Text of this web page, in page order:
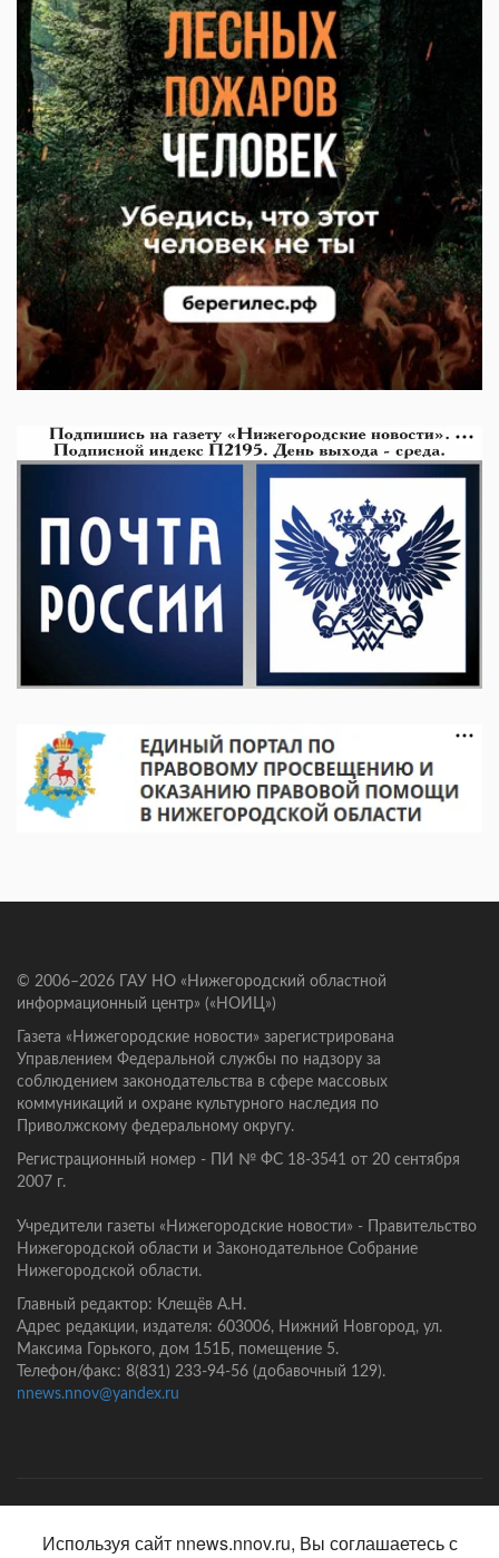
© 2006–2026 ГАУ НО «Нижегородский областной
информационный центр» («НОИЦ»)
Газета «Нижегородские новости» зарегистрирована
Управлением Федеральной службы по надзору за
соблюдением законодательства в сфере массовых
коммуникаций и охране культурного наследия по
Приволжскому федеральному округу.
Регистрационный номер - ПИ № ФС 18-3541 от 20 сентября
2007 г.
Учредители газеты «Нижегородские новости» - Правительство
Нижегородской области и Законодательное Собрание
Нижегородской области.
Главный редактор: Клещёв А.Н.
Адрес редакции, издателя: 603006, Нижний Новгород, ул.
Максима Горького, дом 151Б, помещение 5.
Телефон/факс: 8(831) 233-94-56 (добавочный 129).
nnews.nnov@yandex.ru
Используя сайт nnews.nnov.ru, Вы соглашаетесь с